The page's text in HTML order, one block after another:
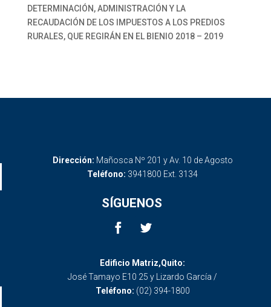
DETERMINACIÓN, ADMINISTRACIÓN Y LA
RECAUDACIÓN DE LOS IMPUESTOS A LOS PREDIOS
RURALES, QUE REGIRÁN EN EL BIENIO 2018 – 2019
Dirección: Mañosca Nº 201 y Av. 10 de Agosto
Teléfono: 3941800 Ext. 3134
SÍGUENOS
Edificio Matriz,Quito:
José Tamayo E10 25 y Lizardo García /
Teléfono: (02) 394-1800